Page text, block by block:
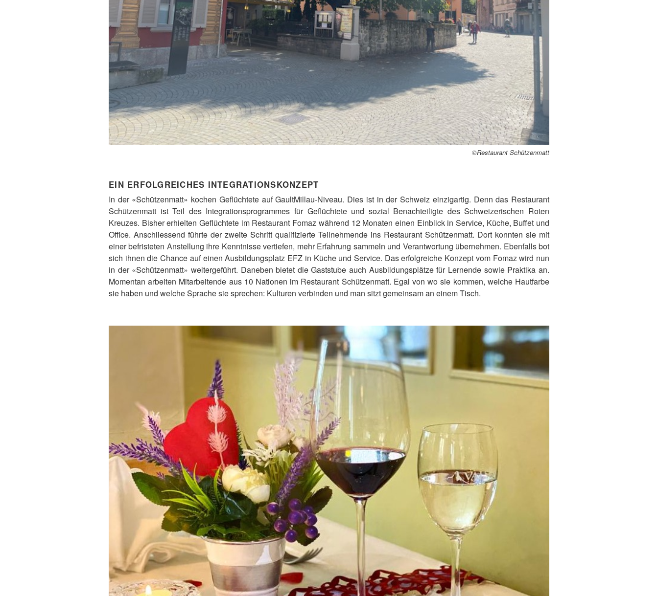
©Restaurant Schützenmatt
EIN ERFOLGREICHES INTEGRATIONSKONZEPT
In der «Schützenmatt» kochen Geflüchtete auf GaultMillau-Niveau. Dies ist in der Schweiz einzigartig. Denn das Restaurant
Schützenmatt ist Teil des Integrationsprogrammes für Geflüchtete und sozial Benachteiligte des Schweizerischen Roten
Kreuzes. Bisher erhielten Geflüchtete im Restaurant Fomaz während 12 Monaten einen Einblick in Service, Küche, Buffet und
Office. Anschliessend führte der zweite Schritt qualifizierte Teilnehmende ins Restaurant Schützenmatt. Dort konnten sie mit
einer befristeten Anstellung ihre Kenntnisse vertiefen, mehr Erfahrung sammeln und Verantwortung übernehmen. Ebenfalls bot
sich ihnen die Chance auf einen Ausbildungsplatz EFZ in Küche und Service. Das erfolgreiche Konzept vom Fomaz wird nun
in der «Schützenmatt» weitergeführt. Daneben bietet die Gaststube auch Ausbildungsplätze für Lernende sowie Praktika an.
Momentan arbeiten Mitarbeitende aus 10 Nationen im Restaurant Schützenmatt. Egal von wo sie kommen, welche Hautfarbe
sie haben und welche Sprache sie sprechen: Kulturen verbinden und man sitzt gemeinsam an einem Tisch.